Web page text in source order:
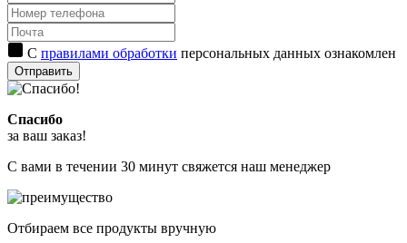
С правилами обработки персональных данных ознакомлен
Отправить
Спасибо
за ваш заказ!
С вами в течении 30 минут свяжется наш менеджер
Отбираем все продукты вручную